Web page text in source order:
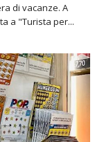
di vacanze. A
a "Turista per...